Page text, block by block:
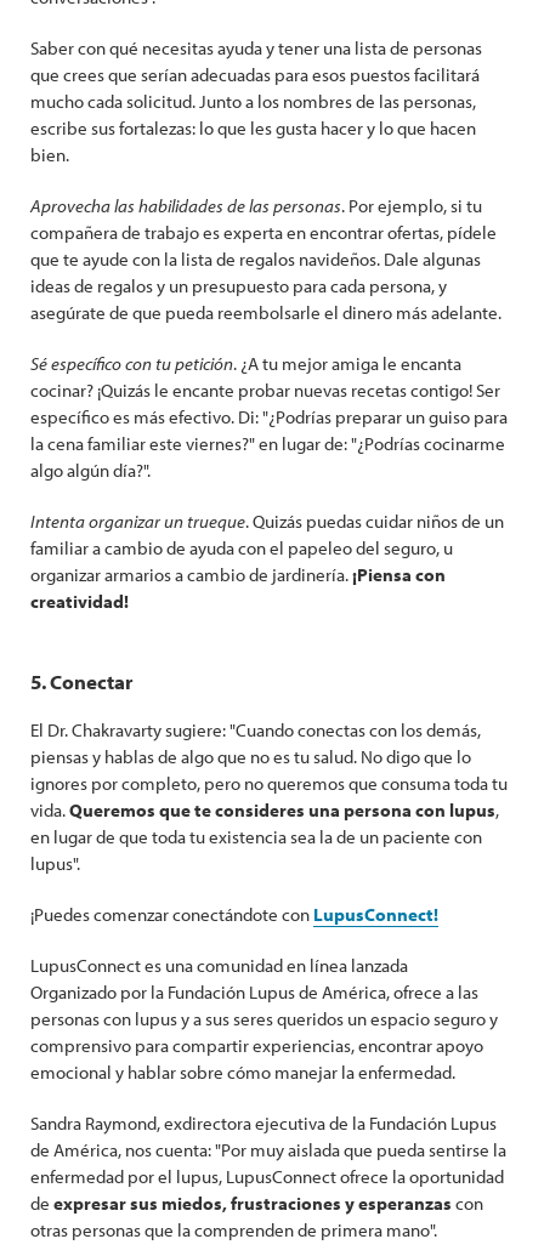
Saber con qué necesitas ayuda y tener una lista de personas
que crees que serían adecuadas para esos puestos facilitará
mucho cada solicitud. Junto a los nombres de las personas,
escribe sus fortalezas: lo que les gusta hacer y lo que hacen
bien.
Aprovecha las habilidades de las personas. Por ejemplo, si tu
compañera de trabajo es experta en encontrar ofertas, pídele
que te ayude con la lista de regalos navideños. Dale algunas
ideas de regalos y un presupuesto para cada persona, y
asegúrate de que pueda reembolsarle el dinero más adelante.
Sé específico con tu petición. ¿A tu mejor amiga le encanta
cocinar? ¡Quizás le encante probar nuevas recetas contigo! Ser
específico es más efectivo. Di: "¿Podrías preparar un guiso para
la cena familiar este viernes?" en lugar de: "¿Podrías cocinarme
algo algún día?".
Intenta organizar un trueque. Quizás puedas cuidar niños de un
familiar a cambio de ayuda con el papeleo del seguro, u
organizar armarios a cambio de jardinería.¡Piensa con
creatividad!
5. Conectar
El Dr. Chakravarty sugiere: "Cuando conectas con los demás,
piensas y hablas de algo que no es tu salud. No digo que lo
ignores por completo, pero no queremos que consuma toda tu
vida.Queremos que te consideres una persona con lupus,
en lugar de que toda tu existencia sea la de un paciente con
lupus".
¡Puedes comenzar conectándote con LupusConnect!
LupusConnect es una comunidad en línea lanzada
Organizado por la Fundación Lupus de América, ofrece a las
personas con lupus y a sus seres queridos un espacio seguro y
comprensivo para compartir experiencias, encontrar apoyo
emocional y hablar sobre cómo manejar la enfermedad.
Sandra Raymond, exdirectora ejecutiva de la Fundación Lupus
de América, nos cuenta: "Por muy aislada que pueda sentirse la
enfermedad por el lupus, LupusConnect ofrece la oportunidad
de expresar sus miedos, frustraciones y esperanzas con
otras personas que la comprenden de primera mano".